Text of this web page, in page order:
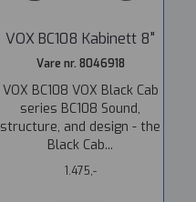
VOX BC108 Kabinett 8"
Vare nr. 8046918
VOX BC108 VOX Black Cab
series BC108 Sound,
structure, and design - the
Black Cab...
1.475,-